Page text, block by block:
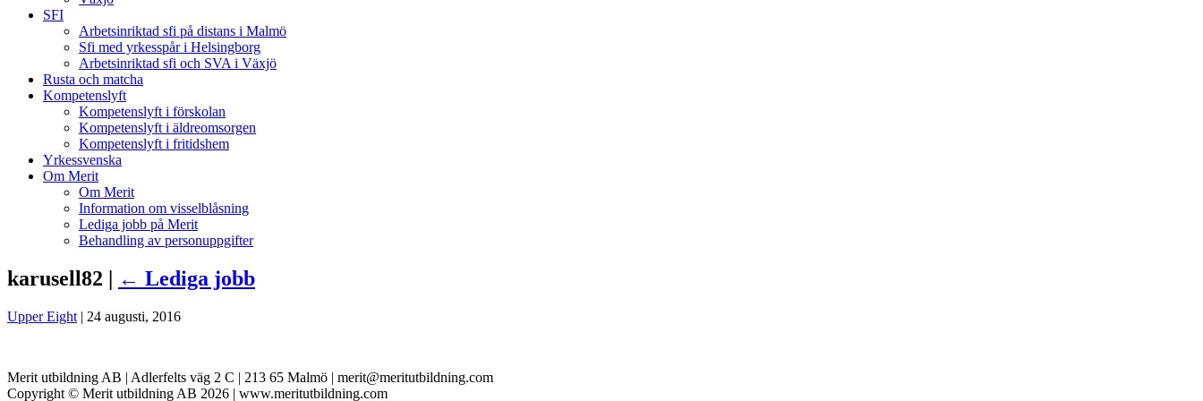
SFI
Arbetsinriktad sfi på distans i Malmö
Sfi med yrkesspår i Helsingborg
Arbetsinriktad sfi och SVA i Växjö
Rusta och matcha
Kompetenslyft
Kompetenslyft i förskolan
Kompetenslyft i äldreomsorgen
Kompetenslyft i fritidshem
Yrkessvenska
Om Merit
Om Merit
Information om visselblåsning
Lediga jobb på Merit
Behandling av personuppgifter
karusell82 | ← Lediga jobb
Upper Eight | 24 augusti, 2016
Merit utbildning AB | Adlerfelts väg 2 C | 213 65 Malmö | merit@meritutbildning.com
Copyright © Merit utbildning AB 2026 | www.meritutbildning.com